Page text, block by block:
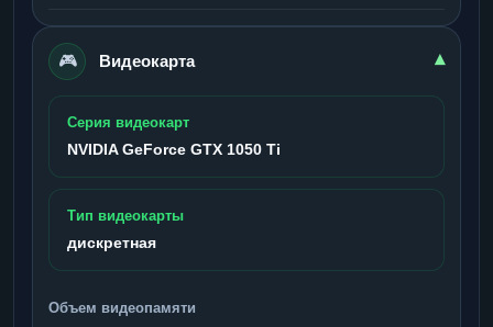
🎮 Видеокарта ▾
Серия видеокарт
NVIDIA GeForce GTX 1050 Ti
Тип видеокарты
дискретная
Объем видеопамяти